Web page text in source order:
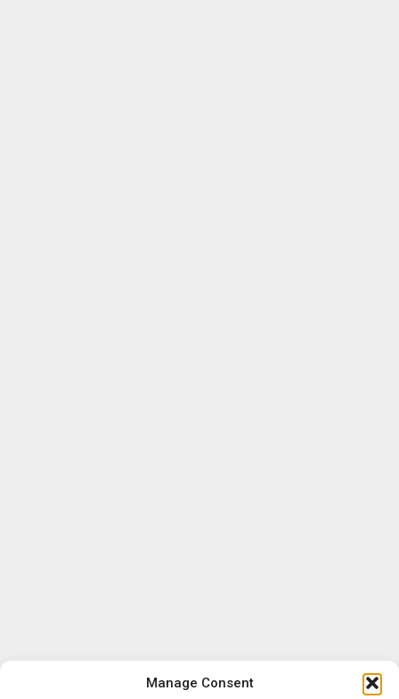
Manage Consent